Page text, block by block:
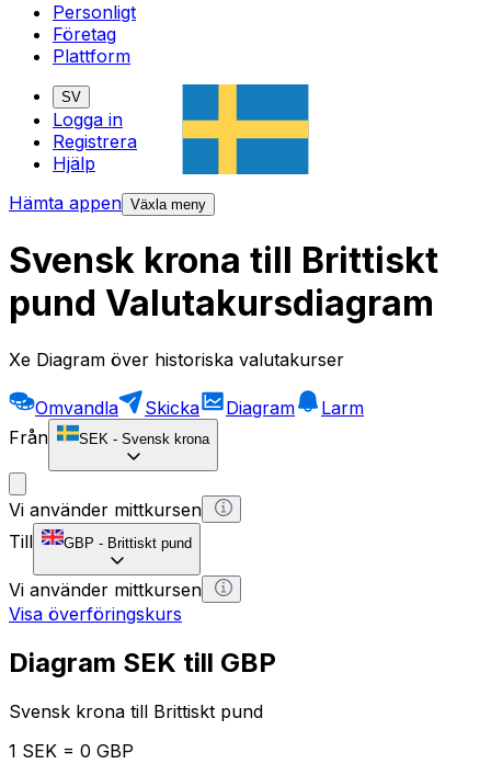
Personligt
Företag
Plattform
SV
Logga in
Registrera
Hjälp
Hämta appen Växla meny
Svensk krona till Brittiskt
pund Valutakursdiagram
Xe Diagram över historiska valutakurser
Omvandla Skicka Diagram
Larm
Från
SEK - Svensk krona
Vi använder mittkursen
Till
GBP - Brittiskt pund
Vi använder mittkursen
Visa överföringskurs
Diagram SEK till GBP
Svensk krona till Brittiskt pund
1 SEK = 0 GBP